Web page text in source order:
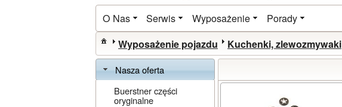
O Nas Serwis Wyposażenie Porady
Wyposażenie pojazdu Kuchenki, zlewozmywaki
Nasza oferta
Buerstner części
oryginalne